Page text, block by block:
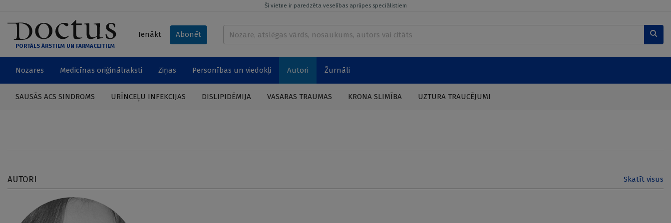
Šī vietne ir paredzēta veselības aprūpes speciālistiem
PORTĀLS ĀRSTIEM UN FARMACEITIEM
Ienākt Abonēt
Nozares Medicīnas oriģinālraksti Ziņas Personības un viedokļi Autori Žurnāli
SAUSĀS ACS SINDROMS URĪNCEĻU INFEKCIJAS DISLIPIDĒMIJA VASARAS TRAUMAS KRONA SLIMĪBA UZTURA TRAUCĒJUMI
AUTORI Skatīt visus